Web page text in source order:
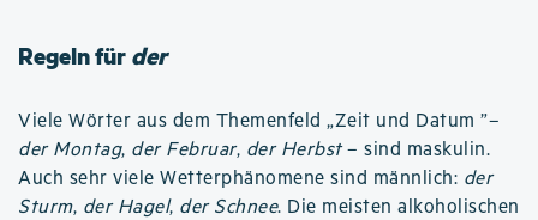
Regeln fürder
Viele Wörter aus dem Themenfeld „Zeit und Datum ”–
der Montag, der Februar, der Herbst– sind maskulin.
Auch sehr viele Wetterphänomene sind männlich: der
Sturm, der Hagel, der Schnee. Die meisten alkoholischen